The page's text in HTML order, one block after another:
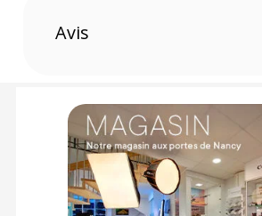
Code EAN GREEN CLEAN kit de nettoyage
& Dry 24 mm pour capteur plein format :
(2) Nombre de points Fidélité estimés, hors
sur le prix TTC en €, les points seront
Avis